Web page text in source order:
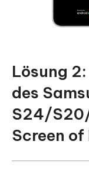
Lösung
des
S24/
Screen